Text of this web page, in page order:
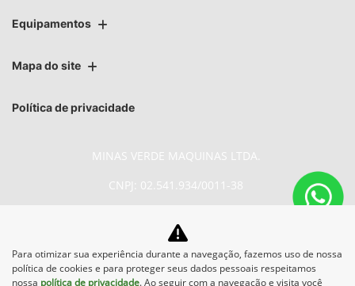
Equipamentos
Mapa do site
Política de privacidade
MINAS VERDE MAQUINAS LTDA.
CNPJ: 02.541.934/0011-38
No trânsito, enxergar o outro
salva vidas.
Para otimizar sua experiência durante a navegação, fazemos uso de nossa
política de cookies e para proteger seus dados pessoais respeitamos
nossa política de privacidade. Ao seguir com a navegação e visita você